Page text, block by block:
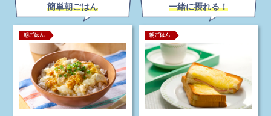
簡単朝ごはん
一緒に摂れる！